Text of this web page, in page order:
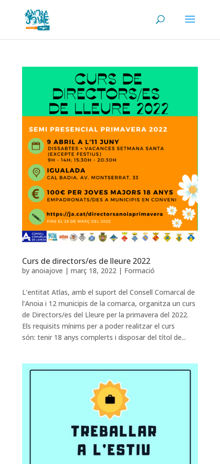
Curs de directors/es de lleure 2022
by anoiajove | març 18, 2022| Formació
L’entitat Atlas, amb el suport del Consell Comarcal de
l’Anoia i 12 municipis de la comarca, organitza un curs
de Directors/es del Lleure per la primavera del 2022.
Els requisits mínims per a poder realitzar el curs
són: tenir 18 anys complerts i disposar del títol de...